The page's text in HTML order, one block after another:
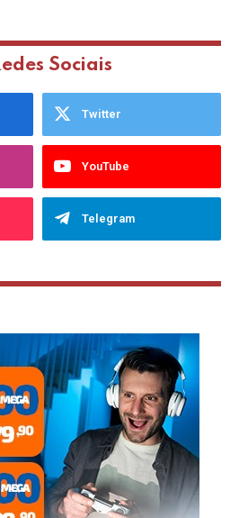
Sociais
Twitter
YouTube
Telegram